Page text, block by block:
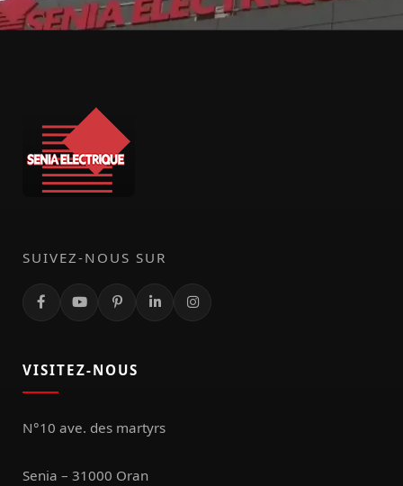
SUIVEZ-NOUS SUR
VISITEZ-NOUS
N°10 ave. des martyrs
Senia – 31000 Oran